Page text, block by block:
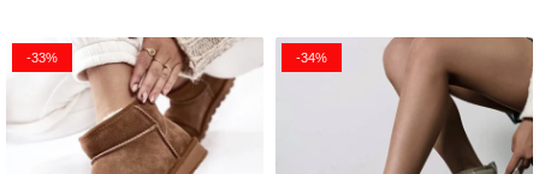
-33% -34%